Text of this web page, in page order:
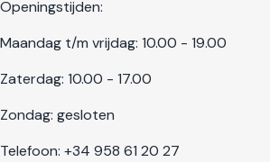
Openingstijden:
Maandag t/m vrijdag: 10.00 - 19.00
Zaterdag: 10.00 - 17.00
Zondag: gesloten
Telefoon: +34 958 61 20 27